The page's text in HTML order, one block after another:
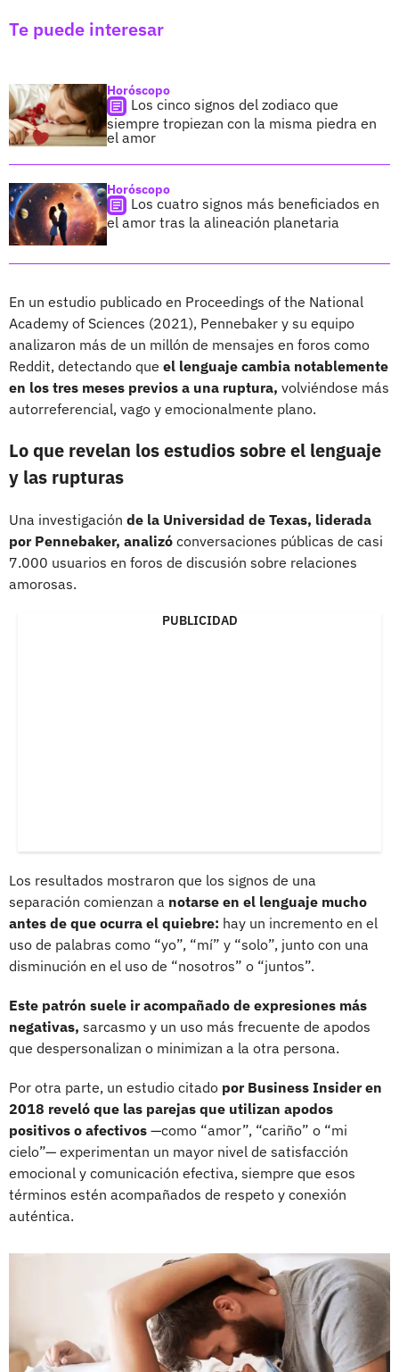
Te puede interesar
Horóscopo
Los cinco signos del zodiaco que
siempre tropiezan con la misma piedra en
el amor
Horóscopo
Los cuatro signos más beneficiados en
el amor tras la alineación planetaria
En un estudio publicado en Proceedings of the National
Academy of Sciences (2021), Pennebaker y su equipo
analizaron más de un millón de mensajes en foros como
Reddit, detectando que el lenguaje cambia notablemente
en los tres meses previos a una ruptura, volviéndose más
autorreferencial, vago y emocionalmente plano.
Lo que revelan los estudios sobre el lenguaje
y las rupturas
Una investigación de la Universidad de Texas, liderada
por Pennebaker, analizó conversaciones públicas de casi
7.000 usuarios en foros de discusión sobre relaciones
amorosas.
PUBLICIDAD
Los resultados mostraron que los signos de una
separación comienzan a notarse en el lenguaje mucho
antes de que ocurra el quiebre: hay un incremento en el
uso de palabras como “yo”, “mí” y “solo”, junto con una
disminución en el uso de “nosotros” o “juntos”.
Este patrón suele ir acompañado de expresiones más
negativas, sarcasmo y un uso más frecuente de apodos
que despersonalizan o minimizan a la otra persona.
Por otra parte, un estudio citado por Business Insider en
2018 reveló que las parejas que utilizan apodos
positivos o afectivos —como “amor”, “cariño” o “mi
cielo”— experimentan un mayor nivel de satisfacción
emocional y comunicación efectiva, siempre que esos
términos estén acompañados de respeto y conexión
auténtica.